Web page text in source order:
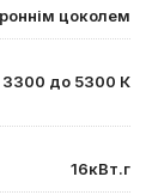
цоколем
3300 до 5300 К
16кВт.г